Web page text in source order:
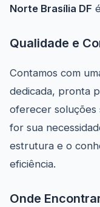
Norte Brasília DF
Qualidade e
Contamos com
dedicada, pronta
oferecer soluções
for sua
estrutura e o
eficiência.
Onde